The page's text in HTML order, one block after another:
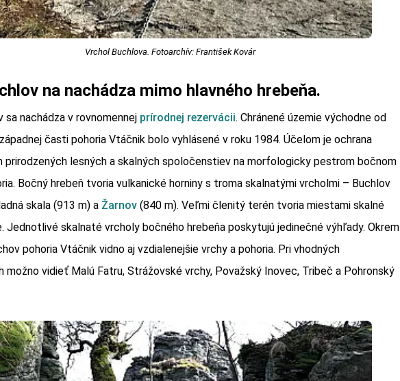
Vrchol Buchlova. Fotoarchív: František Kovár
na nachádza mimo hlavného hrebeňa.
sa nachádza v rovnomennej prírodnej rezervácii. Chránené územie východne od
časti pohoria Vtáčnik bolo vyhlásené v roku 1984. Účelom je ochrana
prirodzených lesných a skalných spoločenstiev na morfologicky pestrom bočnom
Bočný hrebeň tvoria vulkanické horniny s troma skalnatými vrcholmi – Buchlov
skala (913 m) a Žarnov (840 m). Veľmi členitý terén tvoria miestami skalné
Jednotlivé skalnaté vrcholy bočného hrebeňa poskytujú jedinečné výhľady. Okrem
pohoria Vtáčnik vidno aj vzdialenejšie vrchy a pohoria. Pri vhodných
možno vidieť Malú Fatru, Strážovské vrchy, Považský Inovec, Tribeč a Pohronský